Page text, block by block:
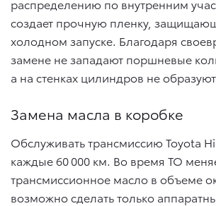
распределению по внутренним
создает прочную пленку,
холодном запуске. Благодаря
замене не западают поршневые
а на стенках цилиндров не
Замена масла в коробке
Обслуживать трансмиссию Toyota
каждые 60 000 км. Во время ТО
трансмиссионное масло в объеме
возможно сделать только